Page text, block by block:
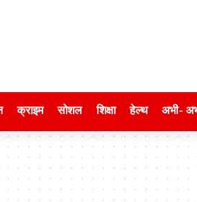
क्राइम सोशल शिक्षा हेल्थ अभी-